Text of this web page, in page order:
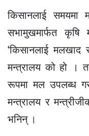
किसानलाई
सभामुखमार्फत कृषि
‘किसानलाई मलखाद
मन्त्रालय को हो ।
रूपमा मल उपलब्ध
मन्त्रालय र
भनिन् ।